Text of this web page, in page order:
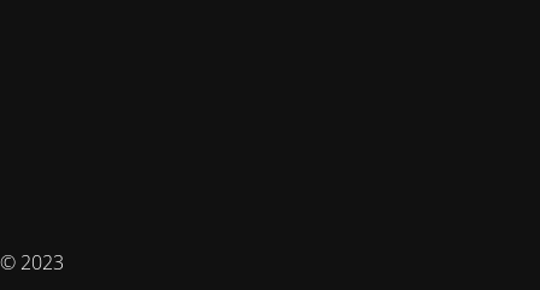
© 2023